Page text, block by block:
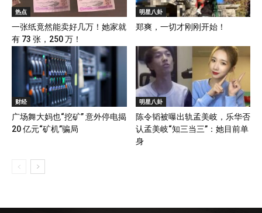
热点
一张纸竟然能卖好几万！她家就
有 73 张，250 万！
明星八卦
郑爽，一切才刚刚开始！
财经
广场舞大妈也“挖矿” 意外停电揭
20 亿元“矿机”骗局
明星八卦
陈令韬被曝出轨孟美岐，乐华否
认孟美岐“知三当三”：她目前单
身